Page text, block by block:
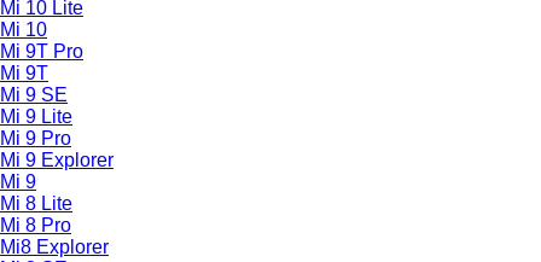
Mi 10 Lite
Mi 10
Mi 9T Pro
Mi 9T
Mi 9 SE
Mi 9 Lite
Mi 9 Pro
Mi 9 Explorer
Mi 9
Mi 8 Lite
Mi 8 Pro
Mi8 Explorer